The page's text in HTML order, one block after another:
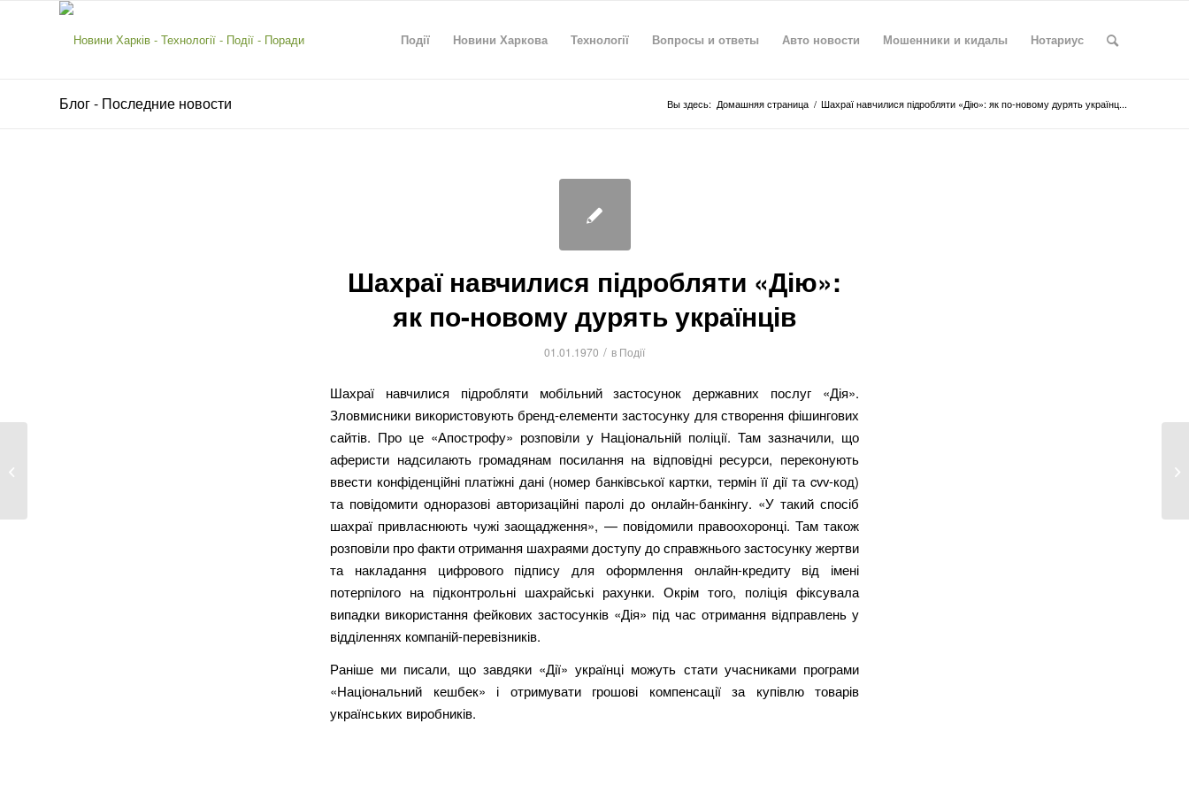
Події Новини Харкова Технології Вопросы и ответы Авто новости Мошенники и кидалы Нотариус
Блог - Последние новости Вы здесь: Домашняя страница / Шахраї навчилися підробляти «Дію»: як по-новому дурять українц...
Шахраї навчилися підробляти «Дію»:
як по-новому дурять українців
01.01.1970 / в Події
Шахраї навчилися підробляти мобільний застосунок державних послуг «Дія».
Зловмисники використовують бренд-елементи застосунку для створення фішингових
сайтів. Про це «Апострофу» розповіли у Національній поліції. Там зазначили, що
аферисти надсилають громадянам посилання на відповідні ресурси, переконують
ввести конфіденційні платіжні дані (номер банківської картки, термін її дії та cvv-код)
та повідомити одноразові авторизаційні паролі до онлайн-банкінгу. «У такий спосіб
шахраї привласнюють чужі заощадження», — повідомили правоохоронці. Там також
розповіли про факти⁠ ⁠отримання шахраями доступу до справжнього застосунку жертви
та накладання цифрового підпису для оформлення онлайн-кредиту від імені
потерпілого на підконтрольні шахрайські рахунки. Окрім того, поліція фіксувала
випадки використання фейкових застосунків «Дія» під час отримання відправлень у
відділеннях компаній-перевізників.
Раніше ми писали, що завдяки «Дії» українці можуть стати учасниками програми
«Національний кешбек» і отримувати грошові компенсації за купівлю товарів
українських виробників.